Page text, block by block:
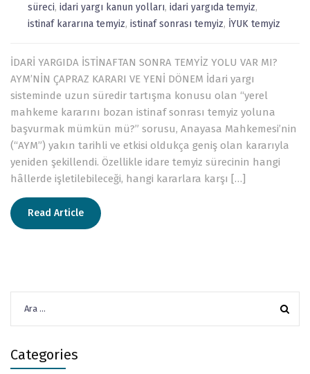
süreci, idari yargı kanun yolları, idari yargıda temyiz,
istinaf kararına temyiz, istinaf sonrası temyiz, İYUK temyiz
İDARİ YARGIDA İSTİNAFTAN SONRA TEMYİZ YOLU VAR MI?
AYM’NİN ÇAPRAZ KARARI VE YENİ DÖNEM İdari yargı
sisteminde uzun süredir tartışma konusu olan “yerel
mahkeme kararını bozan istinaf sonrası temyiz yoluna
başvurmak mümkün mü?” sorusu, Anayasa Mahkemesi’nin
(“AYM”) yakın tarihli ve etkisi oldukça geniş olan kararıyla
yeniden şekillendi. Özellikle idare temyiz sürecinin hangi
hâllerde işletilebileceği, hangi kararlara karşı […]
Read Article
Categories